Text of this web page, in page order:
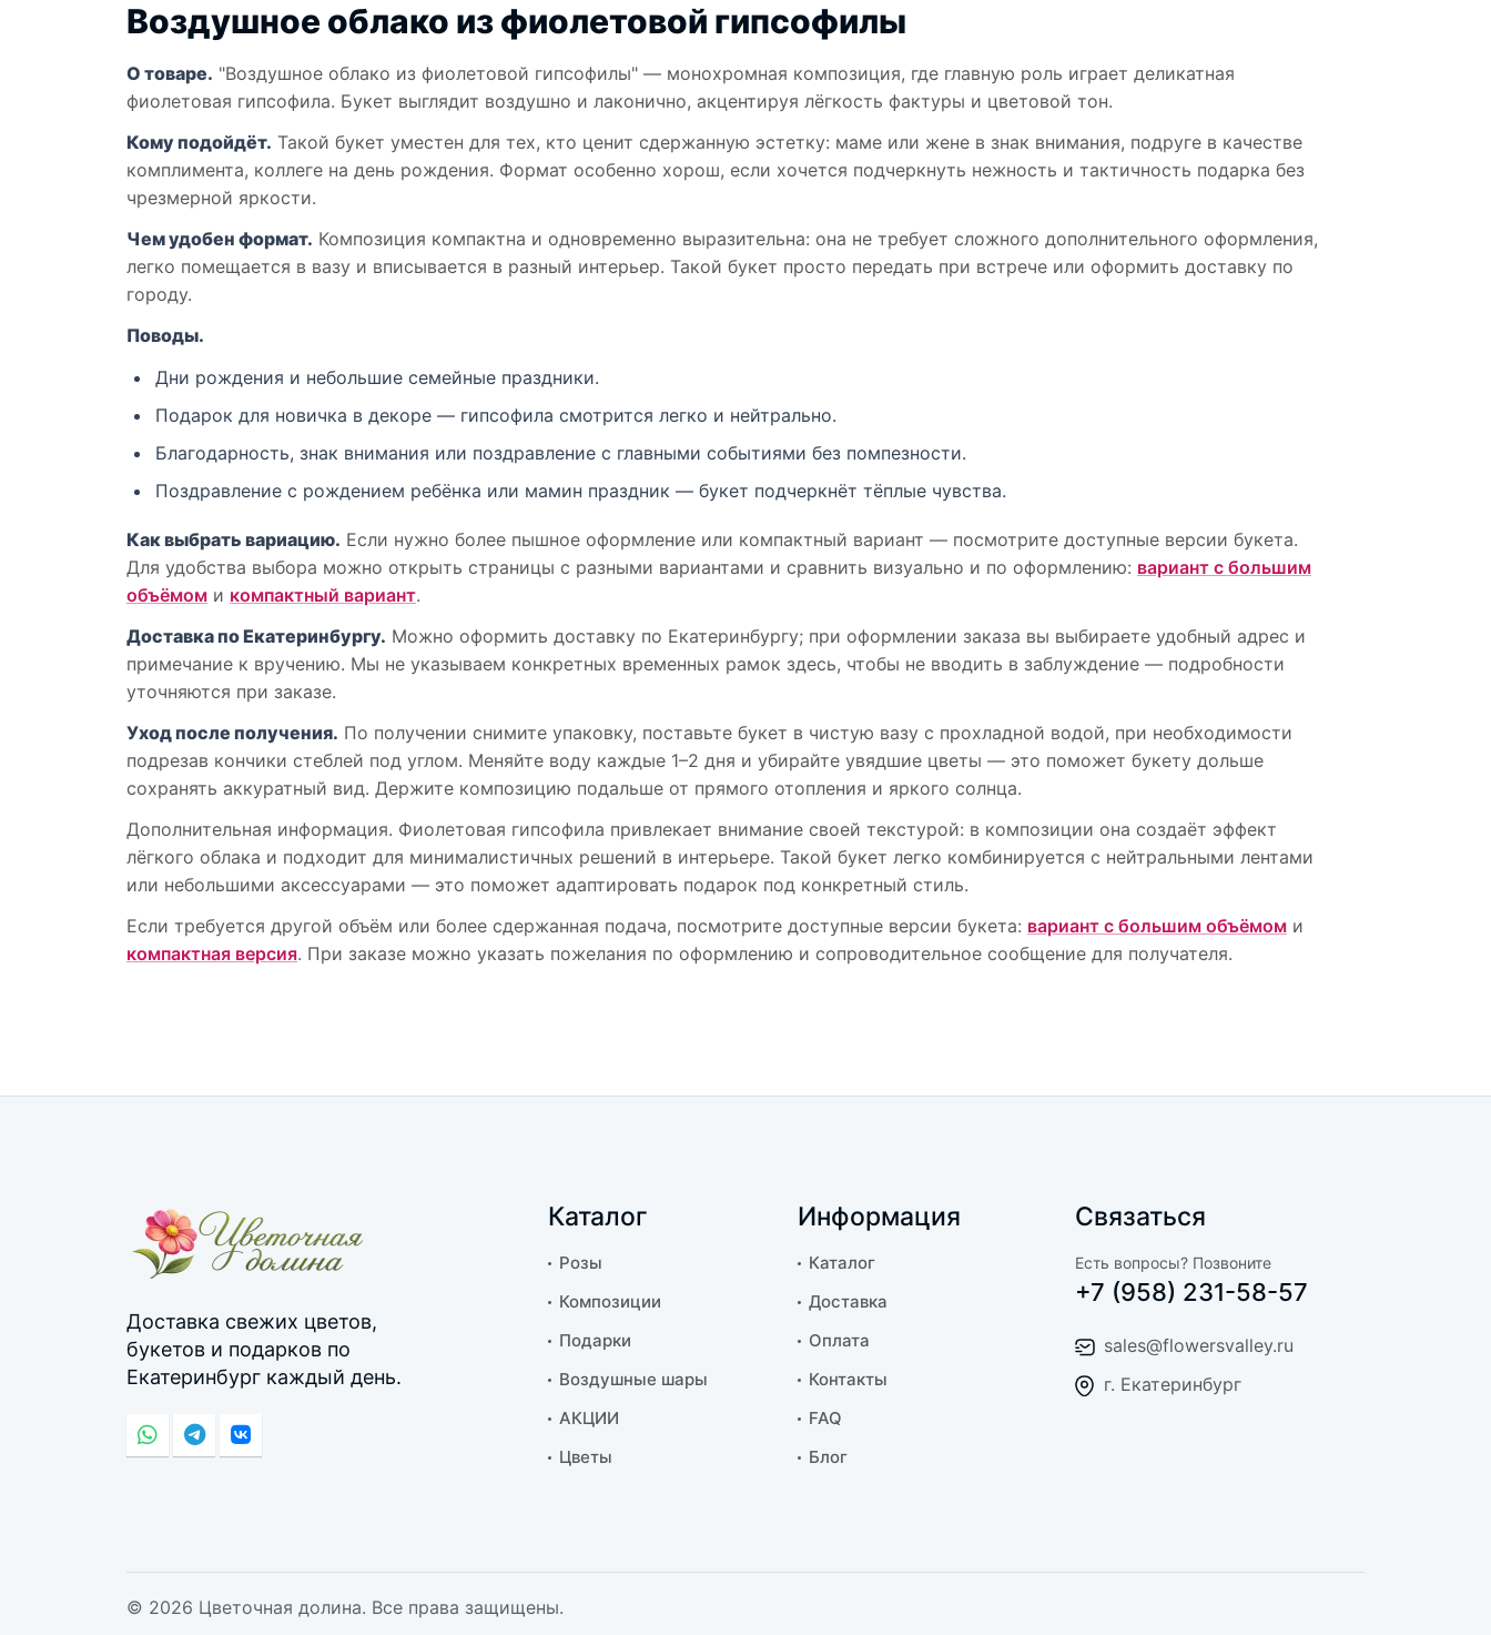
Воздушное облако из фиолетовой гипсофилы
О товаре. "Воздушное облако из фиолетовой гипсофилы" — монохромная композиция, где главную роль играет деликатная
фиолетовая гипсофила. Букет выглядит воздушно и лаконично, акцентируя лёгкость фактуры и цветовой тон.
Кому подойдёт. Такой букет уместен для тех, кто ценит сдержанную эстетку: маме или жене в знак внимания, подруге в качестве
комплимента, коллеге на день рождения. Формат особенно хорош, если хочется подчеркнуть нежность и тактичность подарка без
чрезмерной яркости.
Чем удобен формат. Композиция компактна и одновременно выразительна: она не требует сложного дополнительного оформления,
легко помещается в вазу и вписывается в разный интерьер. Такой букет просто передать при встрече или оформить доставку по
городу.
Поводы.
Дни рождения и небольшие семейные праздники.
Подарок для новичка в декоре — гипсофила смотрится легко и нейтрально.
Благодарность, знак внимания или поздравление с главными событиями без помпезности.
Поздравление с рождением ребёнка или мамин праздник — букет подчеркнёт тёплые чувства.
Как выбрать вариацию. Если нужно более пышное оформление или компактный вариант — посмотрите доступные версии букета.
Для удобства выбора можно открыть страницы с разными вариантами и сравнить визуально и по оформлению: вариант с большим
объёмом и компактный вариант.
Доставка по Екатеринбургу. Можно оформить доставку по Екатеринбургу; при оформлении заказа вы выбираете удобный адрес и
примечание к вручению. Мы не указываем конкретных временных рамок здесь, чтобы не вводить в заблуждение — подробности
уточняются при заказе.
Уход после получения. По получении снимите упаковку, поставьте букет в чистую вазу с прохладной водой, при необходимости
подрезав кончики стеблей под углом. Меняйте воду каждые 1–2 дня и убирайте увядшие цветы — это поможет букету дольше
сохранять аккуратный вид. Держите композицию подальше от прямого отопления и яркого солнца.
Дополнительная информация. Фиолетовая гипсофила привлекает внимание своей текстурой: в композиции она создаёт эффект
лёгкого облака и подходит для минималистичных решений в интерьере. Такой букет легко комбинируется с нейтральными лентами
или небольшими аксессуарами — это поможет адаптировать подарок под конкретный стиль.
Если требуется другой объём или более сдержанная подача, посмотрите доступные версии букета: вариант с большим объёмом и
компактная версия. При заказе можно указать пожелания по оформлению и сопроводительное сообщение для получателя.
Доставка свежих цветов,
букетов и подарков по
Екатеринбург каждый день.
Каталог
Розы
Композиции
Подарки
Воздушные шары
АКЦИИ
Цветы
Информация
Каталог
Доставка
Оплата
Контакты
FAQ
Блог
Связаться
Есть вопросы? Позвоните
+7 (958) 231-58-57
sales@flowersvalley.ru
г. Екатеринбург
© 2026 Цветочная долина. Все права защищены.